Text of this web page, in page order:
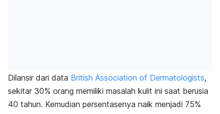
Dilansir dari data British Association of Dermatologists,
sekitar 30% orang memiliki masalah kulit ini saat berusia
40 tahun. Kemudian persentasenya naik menjadi 75%